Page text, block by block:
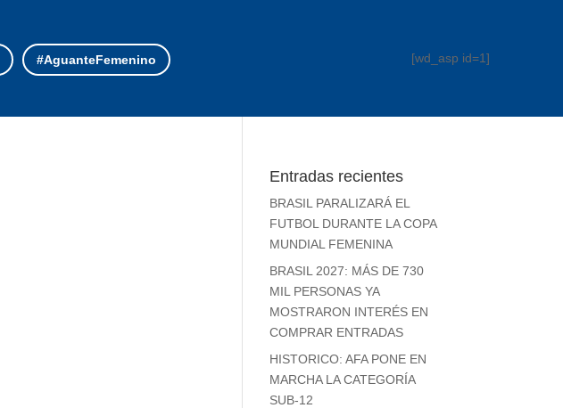
#AguanteFemenino [wd_asp id=1]
Entradas recientes
BRASIL PARALIZARÁ EL
FUTBOL DURANTE LA COPA
MUNDIAL FEMENINA
BRASIL 2027: MÁS DE 730
MIL PERSONAS YA
MOSTRARON INTERÉS EN
COMPRAR ENTRADAS
HISTORICO: AFA PONE EN
MARCHA LA CATEGORÍA
SUB-12